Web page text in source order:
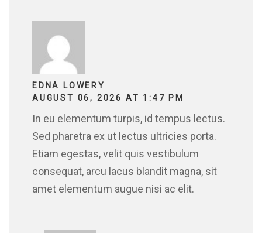
EDNA LOWERY
AUGUST 06, 2026 AT 1:47 PM
In eu elementum turpis, id tempus lectus.
Sed pharetra ex ut lectus ultricies porta.
Etiam egestas, velit quis vestibulum
consequat, arcu lacus blandit magna, sit
amet elementum augue nisi ac elit.